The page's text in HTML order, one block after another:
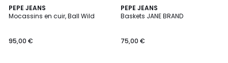
PEPE JEANS
Mocassins en cuir, Ball Wild
95,00 €
PEPE JEANS
Baskets JANE BRAND
75,00 €